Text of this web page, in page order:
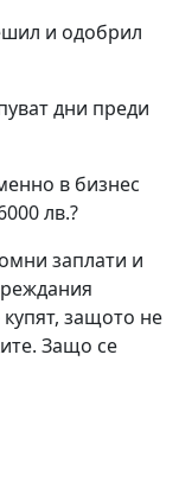
и одобрил
дни преди
в бизнес
лв.?
заплати и
купят, защото не
Защо се
луксозни